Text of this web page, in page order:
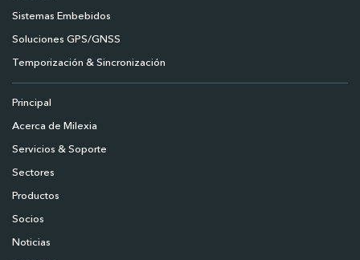
Sistemas Embebidos
Soluciones GPS/GNSS
Temporización & Sincronización
Principal
Acerca de Milexia
Servicios & Soporte
Sectores
Productos
Socios
Noticias